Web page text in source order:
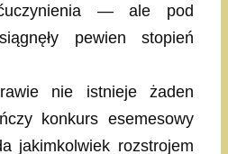
— ale pod
pewien stopień
nie istnieje żaden
konkurs esemesowy
jakimkolwiek rozstrojem